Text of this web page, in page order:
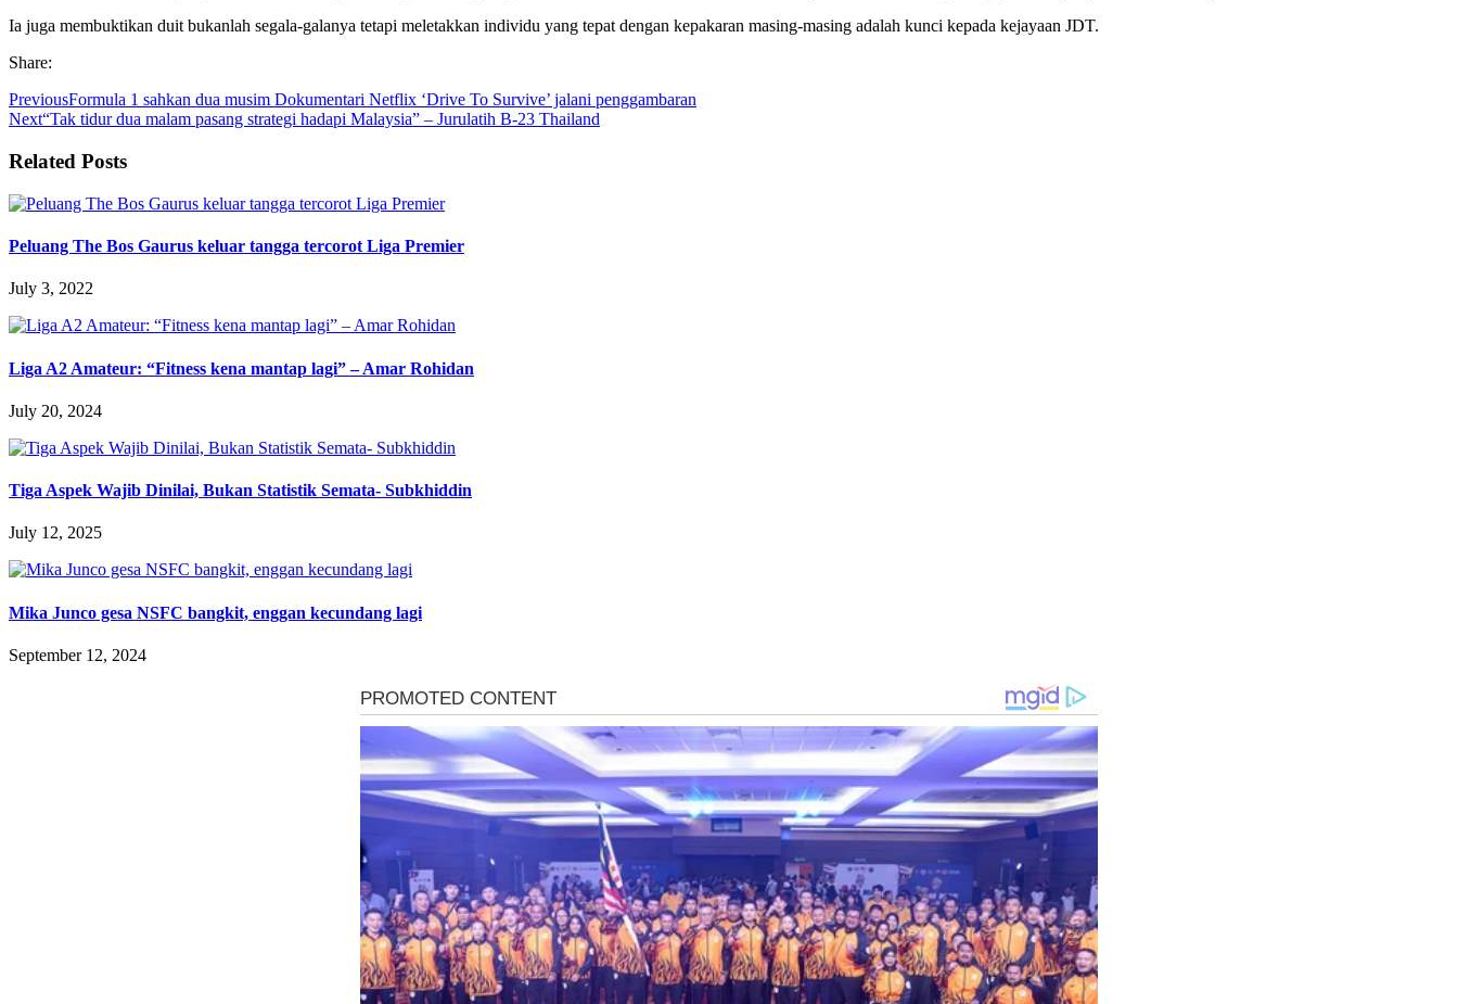
Ia juga membuktikan duit bukanlah segala-galanya tetapi meletakkan individu yang tepat dengan kepakaran masing-masing adalah kunci kepada kejayaan JDT.
Share:
PreviousFormula 1 sahkan dua musim Dokumentari Netflix ‘Drive To Survive’ jalani penggambaran
Next“Tak tidur dua malam pasang strategi hadapi Malaysia” – Jurulatih B-23 Thailand
Related Posts
Peluang The Bos Gaurus keluar tangga tercorot Liga Premier
July 3, 2022
Liga A2 Amateur: “Fitness kena mantap lagi” – Amar Rohidan
July 20, 2024
Tiga Aspek Wajib Dinilai, Bukan Statistik Semata- Subkhiddin
July 12, 2025
Mika Junco gesa NSFC bangkit, enggan kecundang lagi
September 12, 2024